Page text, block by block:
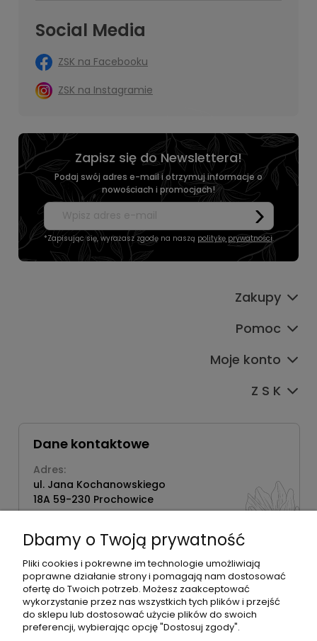
Social Media
ZSK na Facebooku
ZSK na Instagramie
Zapisz się do Newslettera!
Podaj swój adres e-mail i otrzymuj informacje o
nowościach i promocjach!
*Zapisując się, wyrażasz zgodę na naszą politykę prywatności.
Zakupy
Pomoc
Moje konto
Z S K
Dane kontaktowe
Adres:
ul. Jana Kochanowskiego
18A 59-230 Prochowice
Numer NIP:
Telefon:
518358020
©2026 Wszelkie Prawa Zastrzeżone | Zrób Sobie Krem
Dbamy o Twoją prywatność
Pliki cookies i pokrewne im technologie umożliwiają
poprawne działanie strony i pomagają nam dostosować
ofertę do Twoich potrzeb. Możesz zaakceptować
wykorzystanie przez nas wszystkich tych plików i przejść
do sklepu lub dostosować użycie plików do swoich
preferencji, wybierając opcję "Dostosuj zgody".